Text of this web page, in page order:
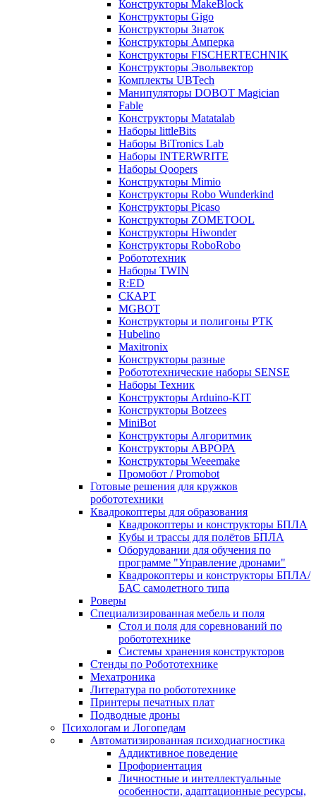
Конструкторы MakeBlock
Конструкторы Gigo
Конструкторы Знаток
Конструкторы Амперка
Конструкторы FISCHERTECHNIK
Конструкторы Эвольвектор
Комплекты UBTech
Манипуляторы DOBOT Magician
Fable
Конструкторы Matatalab
Наборы littleBits
Наборы BiTronics Lab
Наборы INTERWRITE
Наборы Qoopers
Конструкторы Mimio
Конструкторы Robo Wunderkind
Конструкторы Picaso
Конструкторы ZOMETOOL
Конструкторы Hiwonder
Конструкторы RoboRobo
Робототехник
Наборы TWIN
R:ED
СКАРТ
MGBOT
Конструкторы и полигоны РТК
Hubelino
Maxitronix
Конструкторы разные
Робототехнические наборы SENSE
Наборы Техник
Конструкторы Arduino-KIT
Конструкторы Botzees
MiniBot
Конструкторы Алгоритмик
Конструкторы АВРОРА
Конструкторы Weeemake
Промобот / Promobot
Готовые решения для кружков
робототехники
Квадрокоптеры для образования
Квадрокоптеры и конструкторы БПЛА
Кубы и трассы для полётов БПЛА
Оборудовании для обучения по
программе "Управление дронами"
Квадрокоптеры и конструкторы БПЛА/
БАС самолетного типа
Роверы
Специализированная мебель и поля
Стол и поля для соревнований по
робототехнике
Системы хранения конструкторов
Стенды по Робототехнике
Мехатроника
Литература по робототехнике
Принтеры печатных плат
Подводные дроны
Психологам и Логопедам
Автоматизированная психодиагностика
Аддиктивное поведение
Профориентация
Личностные и интеллектуальные
особенности, адаптационные ресурсы,